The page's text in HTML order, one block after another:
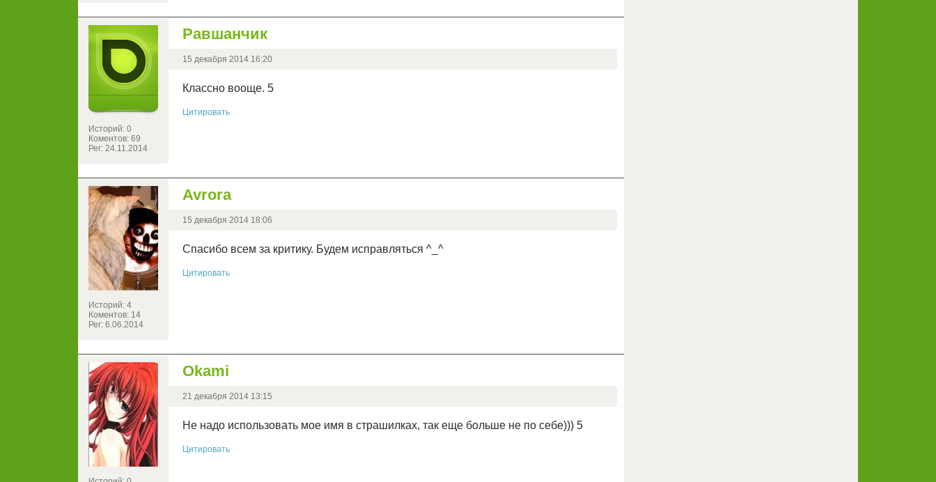
Историй: 0
Коментов: 69
Рег: 24.11.2014
Равшанчик
15 декабря 2014 16:20
Классно вооще. 5
Цитировать
Историй: 4
Коментов: 14
Рег: 6.06.2014
Avrora
15 декабря 2014 18:06
Спасибо всем за критику. Будем исправляться ^_^
Цитировать
Okami
21 декабря 2014 13:15
Не надо использовать мое имя в страшилках, так еще больше не по себе))) 5
Цитировать